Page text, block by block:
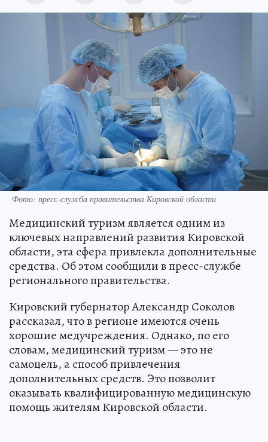
Фото: пресс-служба правительства Кировской области
Медицинский туризм является одним из
ключевых направлений развития Кировской
области, эта сфера привлекла дополнительные
средства. Об этом сообщили в пресс-службе
регионального правительства.
Кировский губернатор Александр Соколов
рассказал, что в регионе имеются очень
хорошие медучреждения. Однако, по его
словам, медицинский туризм — это не
самоцель, а способ привлечения
дополнительных средств. Это позволит
оказывать квалифицированную медицинскую
помощь жителям Кировской области.